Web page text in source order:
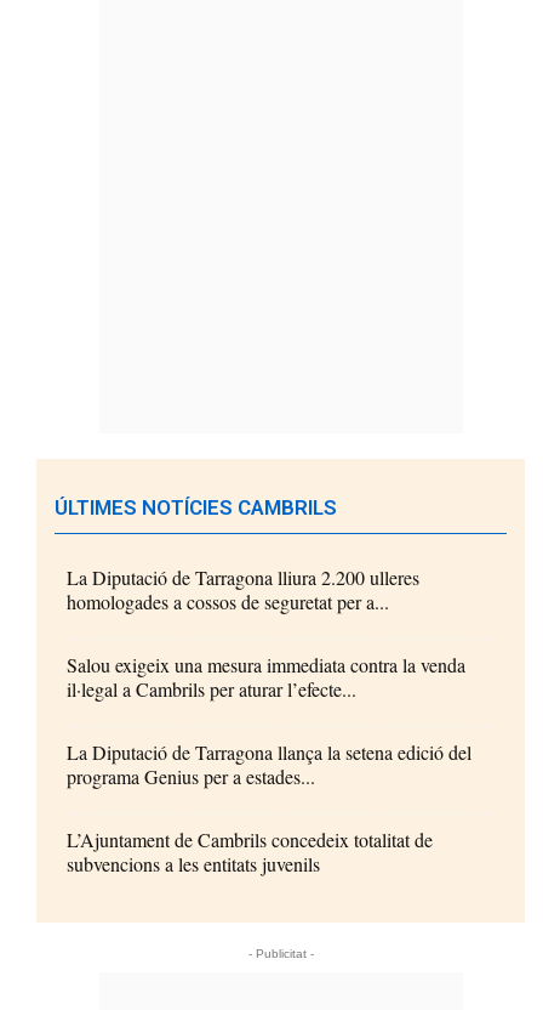
ÚLTIMES NOTÍCIES CAMBRILS
La Diputació de Tarragona lliura 2.200 ulleres
homologades a cossos de seguretat per a...
Salou exigeix una mesura immediata contra la venda
il·legal a Cambrils per aturar l’efecte...
La Diputació de Tarragona llança la setena edició del
programa Genius per a estades...
L’Ajuntament de Cambrils concedeix totalitat de
subvencions a les entitats juvenils
- Publicitat -